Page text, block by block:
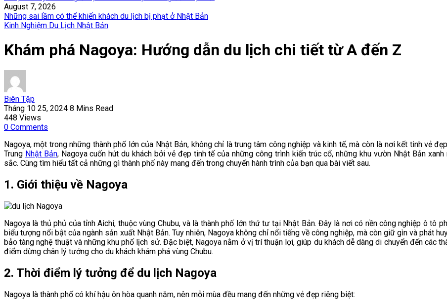
August 7, 2026
Những sai lầm có thể khiến khách du lịch bị phạt ở Nhật Bản
Kinh Nghiệm Du Lịch Nhật Bản
Khám phá Nagoya: Hướng dẫn du lịch chi tiết từ A đến Z
Biên Tập
Tháng 10 25, 2024 8 Mins Read
448 Views
0 Comments
Nagoya, một trong những thành phố lớn của Nhật Bản, không chỉ là trung tâm công nghiệp và kinh tế, mà còn là nơi kết tinh vẻ
Trung Nhật Bản, Nagoya cuốn hút du khách bởi vẻ đẹp tinh tế của những công trình kiến trúc cổ, những khu vườn Nhật Bản
sắc. Cùng tìm hiểu tất cả những gì thành phố này mang đến trong chuyến hành trình của bạn qua bài viết sau.
1. Giới thiệu về Nagoya
Nagoya là thủ phủ của tỉnh Aichi, thuộc vùng Chubu, và là thành phố lớn thứ tư tại Nhật Bản. Đây là nơi có nền công nghiệp ô tô
biểu tượng nổi bật của ngành sản xuất Nhật Bản. Tuy nhiên, Nagoya không chỉ nổi tiếng về công nghiệp, mà còn giữ gìn và phát
bảo tàng nghệ thuật và những khu phố lịch sử. Đặc biệt, Nagoya nằm ở vị trí thuận lợi, giúp du khách dễ dàng di chuyển đến các
điểm dừng chân lý tưởng cho du khách khám phá vùng Chubu.
2. Thời điểm lý tưởng để du lịch Nagoya
Nagoya là thành phố có khí hậu ôn hòa quanh năm, nên mỗi mùa đều mang đến những vẻ đẹp riêng biệt: